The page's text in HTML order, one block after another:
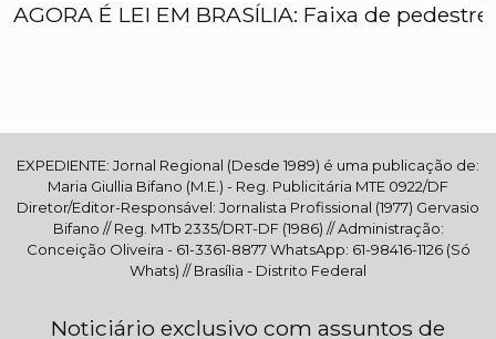
AGORA É LEI EM BRASÍLIA: Faixa de
EXPEDIENTE: Jornal Regional (Desde 1989) é uma publicação de:
Maria Giullia Bifano (M.E.) - Reg. Publicitária MTE 0922/DF
Diretor/Editor-Responsável: Jornalista Profissional (1977) Gervasio
Bifano // Reg. MTb 2335/DRT-DF (1986) // Administração:
Conceição Oliveira - 61-3361-8877 WhatsApp: 61-98416-1126 (Só
Whats) // Brasília - Distrito Federal
Noticiário exclusivo com assuntos de